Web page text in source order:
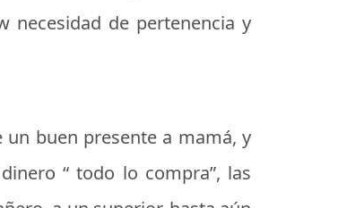
necesidad de pertenencia y
buen presente a mamá, y
“ todo lo compra”, las